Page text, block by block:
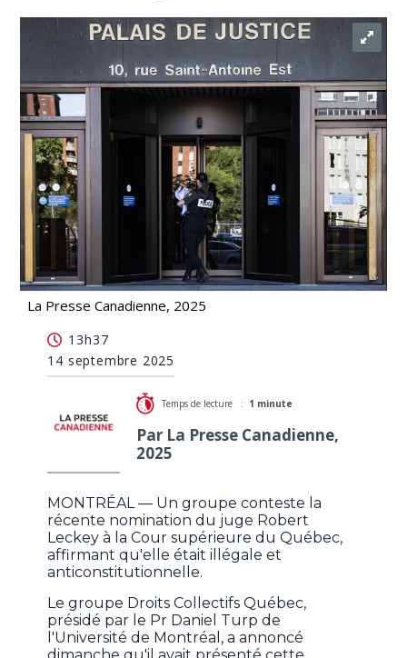
La Presse Canadienne, 2025
Lackey à la Cour supérieure
13h37
14 septembre 2025
Temps de lecture : 1 minute
Par La Presse Canadienne,
2025
MONTRÉAL — Un groupe conteste la
récente nomination du juge Robert
Leckey à la Cour supérieure du Québec,
affirmant qu'elle était illégale et
anticonstitutionnelle.
Le groupe Droits Collectifs Québec,
présidé par le Pr Daniel Turp de
l'Université de Montréal, a annoncé
dimanche qu'il avait présenté cette